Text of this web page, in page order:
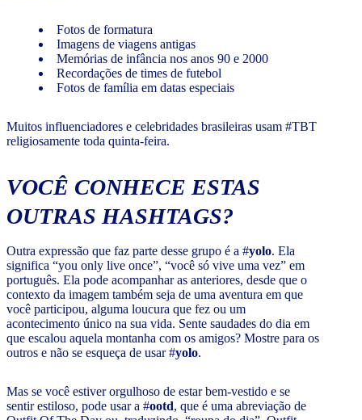
Fotos de formatura
Imagens de viagens antigas
Memórias de infância nos anos 90 e 2000
Recordações de times de futebol
Fotos de família em datas especiais
Muitos influenciadores e celebridades brasileiras usam #TBT
religiosamente toda quinta-feira.
VOCÊ CONHECE ESTAS
OUTRAS HASHTAGS?
Outra expressão que faz parte desse grupo é a #yolo. Ela
significa “you only live once”, “você só vive uma vez” em
português. Ela pode acompanhar as anteriores, desde que o
contexto da imagem também seja de uma aventura em que
você participou, alguma loucura que fez ou um
acontecimento único na sua vida. Sente saudades do dia em
que escalou aquela montanha com os amigos? Mostre para os
outros e não se esqueça de usar #yolo.
Mas se você estiver orgulhoso de estar bem-vestido e se
sentir estiloso, pode usar a #ootd, que é uma abreviação de